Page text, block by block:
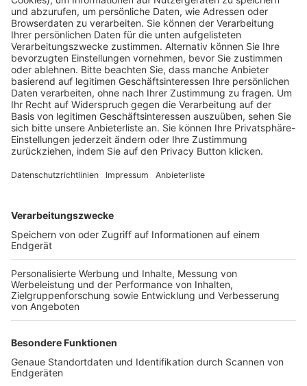
Pässe und Vereinswechsel
Trainerausbildung
Schulungsangebot Vereinsmitarbeiter
BFV-Geschäftsstellen
Trainerbörse
Login SpielPlus
FOLGE DEM BFV
TOP-VEREINE
TOP-PARTNER